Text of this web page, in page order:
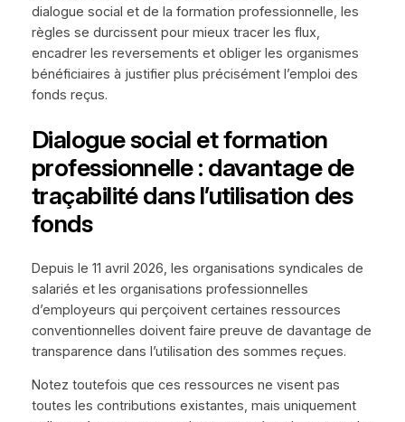
dialogue social et de la formation professionnelle, les
règles se durcissent pour mieux tracer les flux,
encadrer les reversements et obliger les organismes
bénéficiaires à justifier plus précisément l’emploi des
fonds reçus.
Dialogue social et formation
professionnelle : davantage de
traçabilité dans l’utilisation des
fonds
Depuis le 11 avril 2026, les organisations syndicales de
salariés et les organisations professionnelles
d’employeurs qui perçoivent certaines ressources
conventionnelles doivent faire preuve de davantage de
transparence dans l’utilisation des sommes reçues.
Notez toutefois que ces ressources ne visent pas
toutes les contributions existantes, mais uniquement